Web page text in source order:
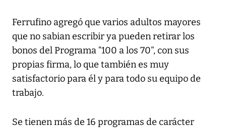
Ferrufino agregó que varios adultos mayores
que no sabian escribir ya pueden retirar los
bonos del Programa “100 a los 70”, con sus
propias firma, lo que también es muy
satisfactorio para él y para todo su equipo de
trabajo.
Se tienen más de 16 programas de carácter